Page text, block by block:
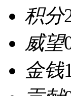
积分
威望
金钱